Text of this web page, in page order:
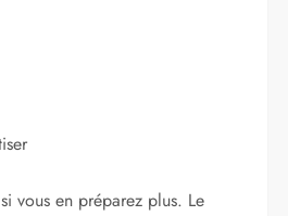
vous en préparez plus. Le